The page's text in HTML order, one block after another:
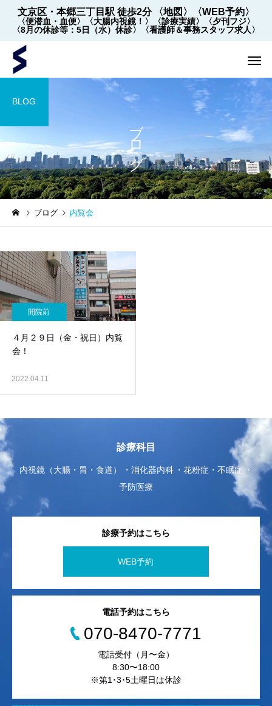
文京区・本郷三丁目駅 徒歩2分 〈地図〉 〈WEB予約〉
〈便潜血・血便〉 〈大腸内視鏡！〉 〈診療実績〉
〈夕刊フジ〉
〈8月の休診等：5日（水）休診〉
〈看護師＆事務スタッフ求人〉
内視鏡
【2022年5月～】大腸内視
日更新
内視鏡
大腸内視鏡の下剤を院
ブログ
BLOG
ブログ 内覧会
開院前
４月２９日（金・祝日）内覧
会！
2022.04.11
診療科目
内視鏡（大腸・胃・食道） 消化器内科
花粉症・不眠症
予防医療
診療予約はこちら
WEB予約
電話予約はこちら
070-8470-7771
電話受付（月〜金）
8:30〜18:00
※第1･3･5土曜日は休診